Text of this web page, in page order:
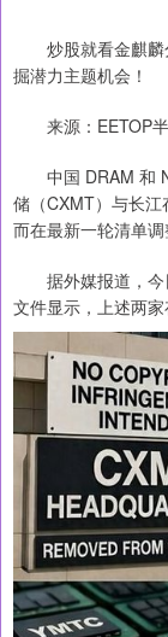
炒股就看金麒麟
掘潜力主题机会！
来源：EETOP半
中国 DRAM 和
储（CXMT）与长江
而在最新一轮清单调
据外媒报道，今
文件显示，上述两家